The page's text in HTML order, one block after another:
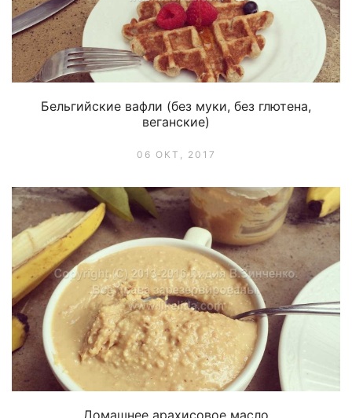
Бельгийские вафли (без муки, без глютена,
веганские)
06 ОКТ, 2017
Домашнее арахисовое масло